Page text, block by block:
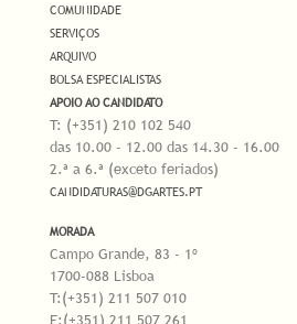
COMUNIDADE
SERVIÇOS
ARQUIVO
BOLSA ESPECIALISTAS
APOIO AO CANDIDATO
T: (+351) 210 102 540
das 10.00 - 12.00 das 14.30 - 16.00
2.ª a 6.ª (exceto feriados)
CANDIDATURAS@DGARTES.PT
MORADA
Campo Grande, 83 - 1º
1700-088 Lisboa
T:(+351) 211 507 010